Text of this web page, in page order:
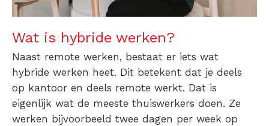
Wat is hybride werken?
Naast remote werken, bestaat er iets wat
hybride werken heet. Dit betekent dat je deels
op kantoor en deels remote werkt. Dat is
eigenlijk wat de meeste thuiswerkers doen. Ze
werken bijvoorbeeld twee dagen per week op